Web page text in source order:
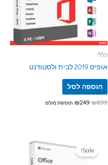
כללי
אופיס 2019 לבית ולסטודנט
הוספה לסל
₪699
₪249 תוספת מע"מ
Sale!